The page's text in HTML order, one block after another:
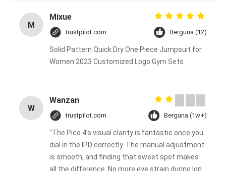
M
Mixue
trustpilot.com Berguna (12)
Solid Pattern Quick Dry One Piece Jumpsuit for
Women 2023 Customized Logo Gym Sets
W
Wanzan
trustpilot.com Berguna (1w+)
"The Pico 4's visual clarity is fantastic once you
dial in the IPD correctly. The manual adjustment
is smooth, and finding that sweet spot makes
all the difference. No more eye strain during long